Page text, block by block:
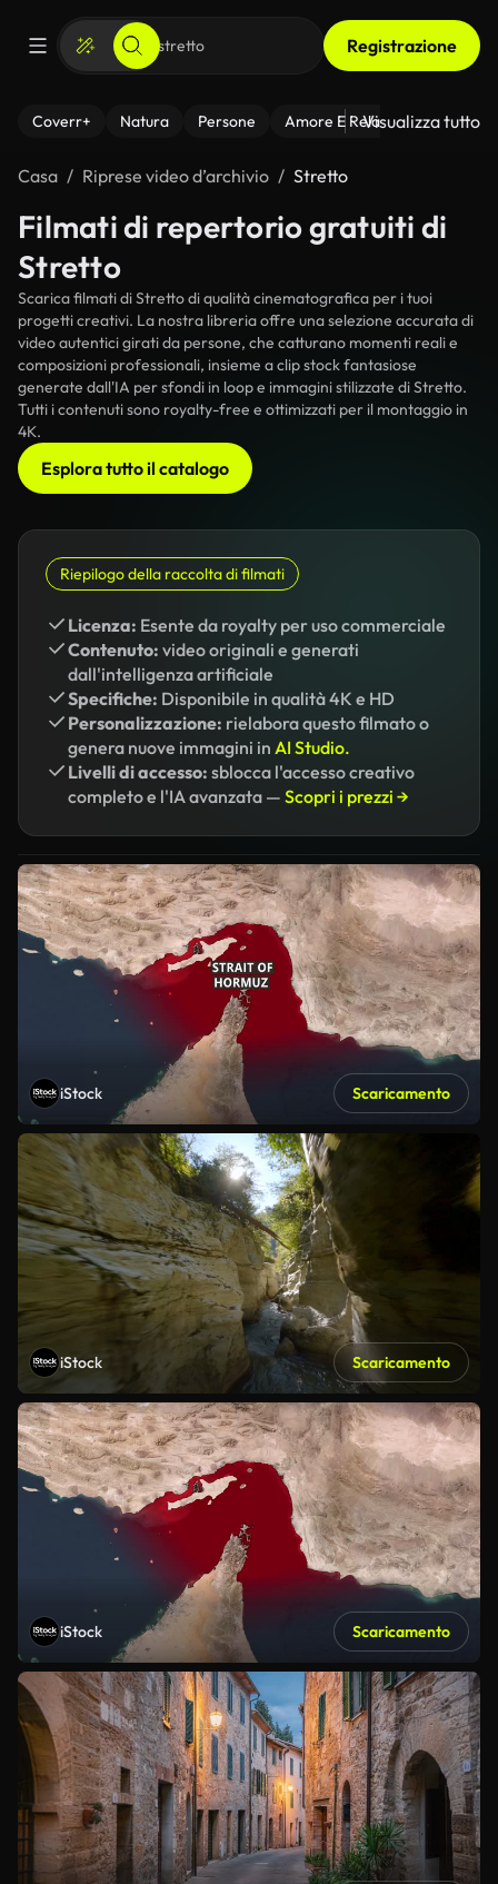
Registrazione
Coverr+ Natura Persone Amore E Relazioni Il
Visualizza tutto
Casa Riprese video d’archivio Stretto
Filmati di repertorio gratuiti di
Stretto
Scarica filmati di Stretto di qualità cinematografica per i tuoi
progetti creativi. La nostra libreria offre una selezione accurata di
video autentici girati da persone, che catturano momenti reali e
composizioni professionali, insieme a clip stock fantasiose
generate dall'IA per sfondi in loop e immagini stilizzate di Stretto.
Tutti i contenuti sono royalty-free e ottimizzati per il montaggio in
4K.
Esplora tutto il catalogo
Riepilogo della raccolta di filmati
Licenza: Esente da royalty per uso commerciale
Contenuto: video originali e generati
dall'intelligenza artificiale
Specifiche: Disponibile in qualità 4K e HD
Personalizzazione: rielabora questo filmato o
genera nuove immagini in AI Studio.
Livelli di accesso: sblocca l'accesso creativo
completo e l'IA avanzata — Scopri i prezzi →
iStock Scaricamento
iStock Scaricamento
iStock Scaricamento